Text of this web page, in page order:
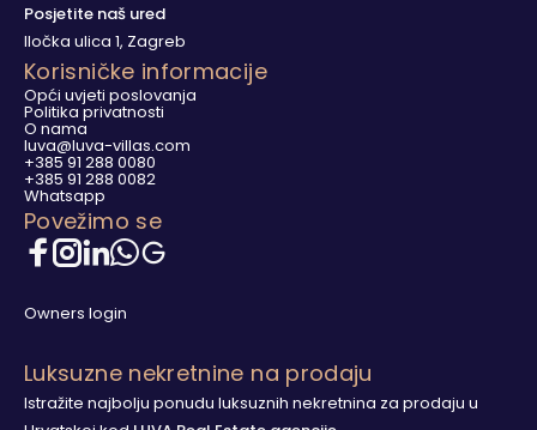
Posjetite naš ured
Iločka ulica 1, Zagreb
Korisničke informacije
Opći uvjeti poslovanja
Politika privatnosti
O nama
luva@luva-villas.com
+385 91 288 0080
+385 91 288 0082
Whatsapp
Povežimo se
Owners login
Luksuzne nekretnine na prodaju
Istražite najbolju ponudu luksuznih nekretnina za prodaju u